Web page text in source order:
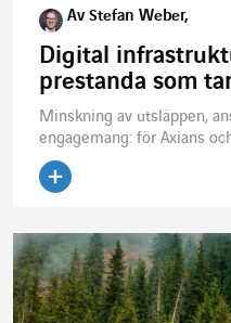
Av Stefan Weber,
Digital
prestanda som
Minskning av utsläppen,
engagemang: för Axians